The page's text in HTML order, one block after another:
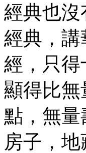
經典也
經典，
經，只
顯得比
點，無
房子，